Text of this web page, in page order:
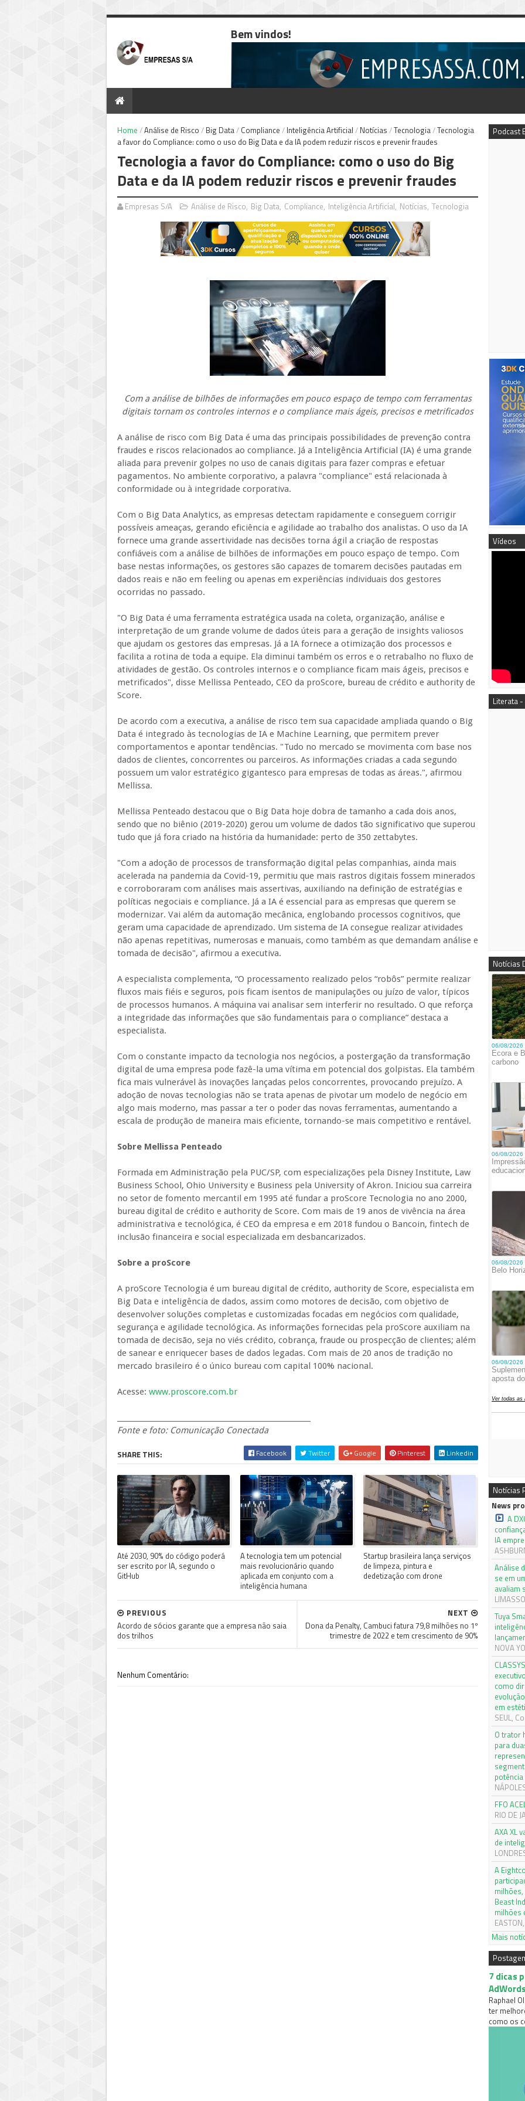
Bem vindos!
Home /Análise de Risco / Big Data/ Compliance / Inteligência Artificial / Notícias /Tecnologia/Tecnologia
a favor do Compliance: como o uso do Big Data e da IA podem reduzir riscos e prevenir fraudes
Tecnologia a favor do Compliance: como o uso do Big
Data e da IA podem reduzir riscos e prevenir fraudes
Empresas S/A Análise de Risco, Big Data, Compliance, Inteligência Artificial, Notícias, Tecnologia
Com a análise de bilhões de informações em pouco espaço de tempo com ferramentas
digitais tornam os controles internos e o compliance mais ágeis, precisos e metrificados
A análise de risco com Big Data é uma das principais possibilidades de prevenção contra
fraudes e riscos relacionados ao compliance. Já a Inteligência Artificial (IA) é uma grande
aliada para prevenir golpes no uso de canais digitais para fazer compras e efetuar
pagamentos. No ambiente corporativo, a palavra "compliance" está relacionada à
conformidade ou à integridade corporativa.
Com o Big Data Analytics, as empresas detectam rapidamente e conseguem corrigir
possíveis ameaças, gerando eficiência e agilidade ao trabalho dos analistas. O uso da IA
fornece uma grande assertividade nas decisões torna ágil a criação de respostas
confiáveis com a análise de bilhões de informações em pouco espaço de tempo. Com
base nestas informações, os gestores são capazes de tomarem decisões pautadas em
dados reais e não em feeling ou apenas em experiências individuais dos gestores
ocorridas no passado.
"O Big Data é uma ferramenta estratégica usada na coleta, organização, análise e
interpretação de um grande volume de dados úteis para a geração de insights valiosos
que ajudam os gestores das empresas. Já a IA fornece a otimização dos processos e
facilita a rotina de toda a equipe. Ela diminui também os erros e o retrabalho no fluxo de
atividades de gestão. Os controles internos e o compliance ficam mais ágeis, precisos e
metrificados", disse Mellissa Penteado, CEO da proScore, bureau de crédito e authority de
Score.
De acordo com a executiva, a análise de risco tem sua capacidade ampliada quando o Big
Data é integrado às tecnologias de IA e Machine Learning, que permitem prever
comportamentos e apontar tendências. "Tudo no mercado se movimenta com base nos
dados de clientes, concorrentes ou parceiros. As informações criadas a cada segundo
possuem um valor estratégico gigantesco para empresas de todas as áreas.", afirmou
Mellissa.
Mellissa Penteado destacou que o Big Data hoje dobra de tamanho a cada dois anos,
sendo que no biênio (2019-2020) gerou um volume de dados tão significativo que superou
tudo que já fora criado na história da humanidade: perto de 350 zettabytes.
"Com a adoção de processos de transformação digital pelas companhias, ainda mais
acelerada na pandemia da Covid-19, permitiu que mais rastros digitais fossem minerados
e corroboraram com análises mais assertivas, auxiliando na definição de estratégias e
políticas negociais e compliance. Já a IA é essencial para as empresas que querem se
modernizar. Vai além da automação mecânica, englobando processos cognitivos, que
geram uma capacidade de aprendizado. Um sistema de IA consegue realizar atividades
não apenas repetitivas, numerosas e manuais, como também as que demandam análise e
tomada de decisão", afirmou a executiva.
A especialista complementa, “O processamento realizado pelos “robôs” permite realizar
fluxos mais fiéis e seguros, pois ficam isentos de manipulações ou juízo de valor, típicos
de processos humanos. A máquina vai analisar sem interferir no resultado. O que reforça
a integridade das informações que são fundamentais para o compliance” destaca a
especialista.
Com o constante impacto da tecnologia nos negócios, a postergação da transformação
digital de uma empresa pode fazê-la uma vítima em potencial dos golpistas. Ela também
fica mais vulnerável às inovações lançadas pelos concorrentes, provocando prejuízo. A
adoção de novas tecnologias não se trata apenas de pivotar um modelo de negócio em
algo mais moderno, mas passar a ter o poder das novas ferramentas, aumentando a
escala de produção de maneira mais eficiente, tornando-se mais competitivo e rentável.
Sobre Mellissa Penteado
Formada em Administração pela PUC/SP, com especializações pela Disney Institute, Law
Business School, Ohio University e Business pela University of Akron. Iniciou sua carreira
no setor de fomento mercantil em 1995 até fundar a proScore Tecnologia no ano 2000,
bureau digital de crédito e authority de Score. Com mais de 19 anos de vivência na área
administrativa e tecnológica, é CEO da empresa e em 2018 fundou o Bancoin, fintech de
inclusão financeira e social especializada em desbancarizados.
Sobre a proScore
A proScore Tecnologia é um bureau digital de crédito, authority de Score, especialista em
Big Data e inteligência de dados, assim como motores de decisão, com objetivo de
desenvolver soluções completas e customizadas focadas em negócios com qualidade,
segurança e agilidade tecnológica. As informações fornecidas pela proScore auxiliam na
tomada de decisão, seja no viés crédito, cobrança, fraude ou prospecção de clientes; além
de sanear e enriquecer bases de dados legadas. Com mais de 20 anos de tradição no
mercado brasileiro é o único bureau com capital 100% nacional.
Acesse: www.proscore.com.br
Fonte e foto: Comunicação Conectada
SHARE THIS: Facebook Twitter Google Pinterest Linkedin
Até 2030, 90% do código poderá
ser escrito por IA, segundo o
GitHub
A tecnologia tem um potencial
mais revolucionário quando
aplicada em conjunto com a
inteligência humana
Startup brasileira lança serviços
de limpeza, pintura e
dedetização com drone
NEXT
Dona da Penalty, Cambuci fatura 79,8 milhões no 1º
trimestre de 2022 e tem crescimento de 90%
PREVIOUS
Acordo de sócios garante que a empresa não saia
dos trilhos
Nenhum Comentário:
Podcast
Vídeos
Literata
Notícias
Notícias
News
A
IA
Análise
se em
avaliam
Tuya
NOVA
como
em
SEUL,
O trator
para
potência
FFO
RIO DE
AXA XL
de
A
Beast
milhões
Mais
7 dicas
Raphael
ter
como os